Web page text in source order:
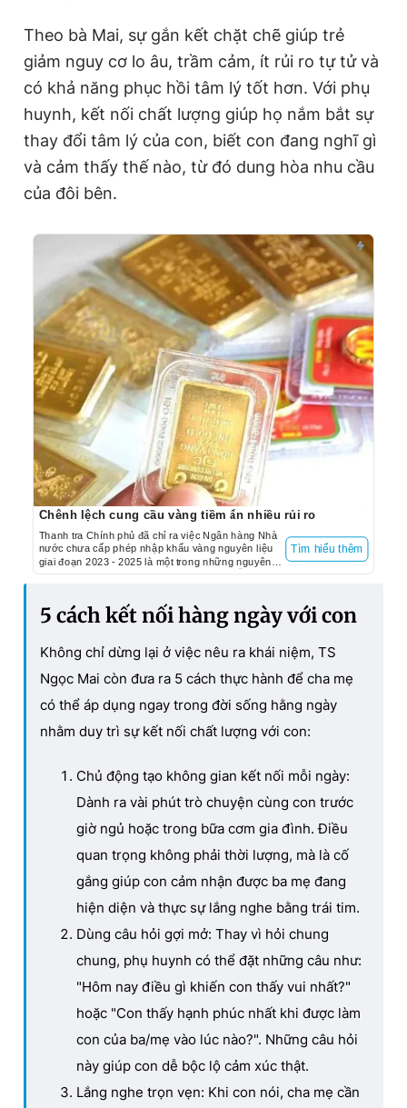
Theo bà Mai, sự gắn kết chặt chẽ giúp trẻ
giảm nguy cơ lo âu, trầm cảm, ít rủi ro tự tử và
có khả năng phục hồi tâm lý tốt hơn. Với phụ
huynh, kết nối chất lượng giúp họ nắm bắt sự
thay đổi tâm lý của con, biết con đang nghĩ gì
và cảm thấy thế nào, từ đó dung hòa nhu cầu
của đôi bên.
Chênh lệch cung cầu vàng tiềm ẩn nhiều rủi ro
Thanh tra Chính phủ đã chỉ ra việc Ngân hàng Nhà
nước chưa cấp phép nhập khẩu vàng nguyên liệu
giai đoạn 2023 - 2025 là một trong những nguyên
nhân khiến biên độ giá vàng trong nước diễn biến
Tìm hiểu thêm
5 cách kết nối hàng ngày với con
Không chỉ dừng lại ở việc nêu ra khái niệm, TS
Ngọc Mai còn đưa ra 5 cách thực hành để cha mẹ
có thể áp dụng ngay trong đời sống hằng ngày
nhằm duy trì sự kết nối chất lượng với con:
Chủ động tạo không gian kết nối mỗi ngày:
Dành ra vài phút trò chuyện cùng con trước
giờ ngủ hoặc trong bữa cơm gia đình. Điều
quan trọng không phải thời lượng, mà là cố
gắng giúp con cảm nhận được ba mẹ đang
hiện diện và thực sự lắng nghe bằng trái tim.
Dùng câu hỏi gợi mở: Thay vì hỏi chung
chung, phụ huynh có thể đặt những câu như:
"Hôm nay điều gì khiến con thấy vui nhất?"
hoặc "Con thấy hạnh phúc nhất khi được làm
con của ba/mẹ vào lúc nào?". Những câu hỏi
này giúp con dễ bộc lộ cảm xúc thật.
Lắng nghe trọn vẹn: Khi con nói, cha mẹ cần